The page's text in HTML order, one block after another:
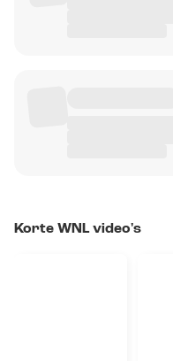
Korte WNL video's